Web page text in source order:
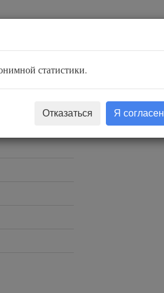
статистики.
Отказаться Я согласен